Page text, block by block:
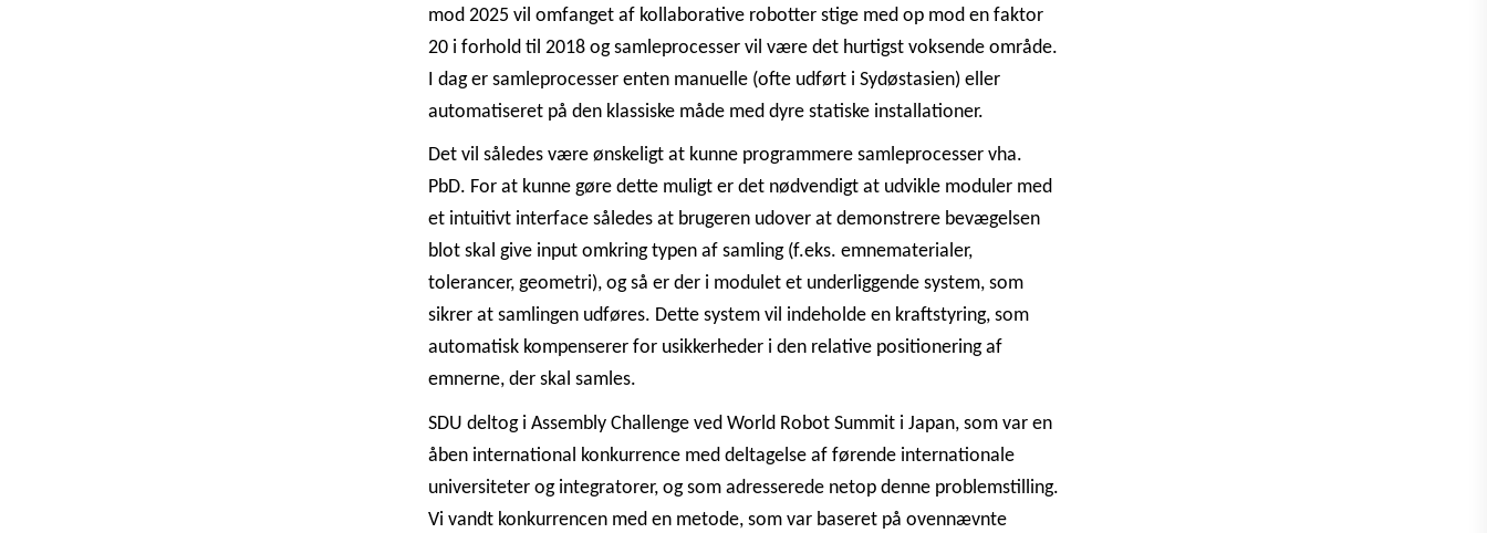
mod 2025 vil omfanget af kollaborative robotter stige med op mod en faktor
20 i forhold til 2018 og samleprocesser vil være det hurtigst voksende område.
I dag er samleprocesser enten manuelle (ofte udført i Sydøstasien) eller
automatiseret på den klassiske måde med dyre statiske installationer.
Det vil således være ønskeligt at kunne programmere samleprocesser vha.
PbD. For at kunne gøre dette muligt er det nødvendigt at udvikle moduler med
et intuitivt interface således at brugeren udover at demonstrere bevægelsen
blot skal give input omkring typen af samling (f.eks. emnematerialer,
tolerancer, geometri), og så er der i modulet et underliggende system, som
sikrer at samlingen udføres. Dette system vil indeholde en kraftstyring, som
automatisk kompenserer for usikkerheder i den relative positionering af
emnerne, der skal samles.
SDU deltog i Assembly Challenge ved World Robot Summit i Japan, som var en
åben international konkurrence med deltagelse af førende internationale
universiteter og integratorer, og som adresserede netop denne problemstilling.
Vi vandt konkurrencen med en metode, som var baseret på ovennævnte